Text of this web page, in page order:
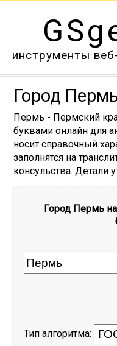
инструменты
Город
Пермь - Пермский
буквами онлайн для
носит справочный
заполнятся на
консульства. Детали
Город Пермь
Тип алгоритма: